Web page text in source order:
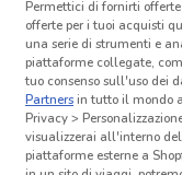
il negozio
Permettici di fornirti
offerte per i tuoi acquisti
una serie di strumenti e
piattaforme collegate,
tuo consenso sull'uso dei
Partnersin tutto il mondo
Privacy >
visualizzerai all'interno
piattaforme esterne a